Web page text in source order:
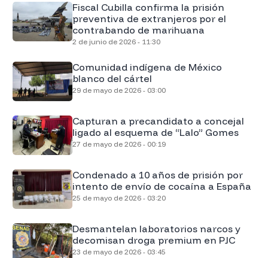
Fiscal Cubilla confirma la prisión
preventiva de extranjeros por el
contrabando de marihuana
2 de junio de 2026 - 11:30
Comunidad indígena de México
blanco del cártel
29 de mayo de 2026 - 03:00
Capturan a precandidato a concejal
ligado al esquema de “Lalo” Gomes
27 de mayo de 2026 - 00:19
Condenado a 10 años de prisión por
intento de envío de cocaína a España
25 de mayo de 2026 - 03:20
Desmantelan laboratorios narcos y
decomisan droga premium en PJC
23 de mayo de 2026 - 03:45